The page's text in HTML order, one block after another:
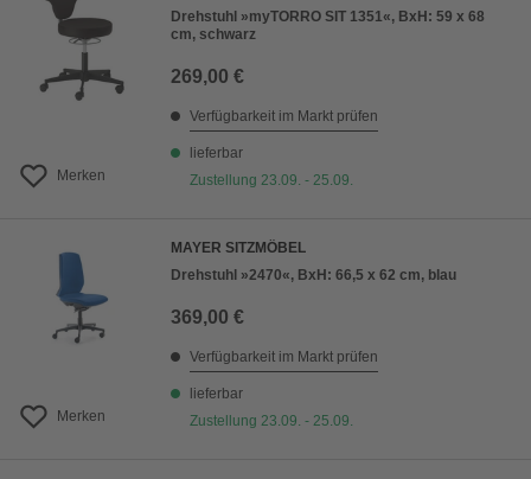
Merken
Drehstuhl »myTORRO SIT 1351«, BxH: 59 x 68
cm, schwarz
269,00 €
Verfügbarkeit im Markt prüfen
lieferbar
Zustellung 23.09. - 25.09.
Merken
MAYER SITZMÖBEL
Drehstuhl »2470«, BxH: 66,5 x 62 cm, blau
369,00 €
Verfügbarkeit im Markt prüfen
lieferbar
Zustellung 23.09. - 25.09.